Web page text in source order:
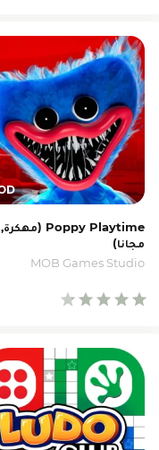
Poppy Playtime (مهكرة,
مجانا)
MOB Games Studio